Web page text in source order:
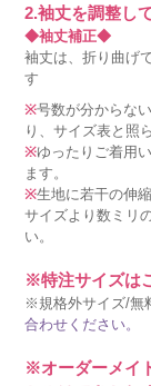
2.袖丈を調整し
◆袖丈補正◆
袖丈は、折り曲げ
す
※号数が分からな
り、サイズ表と照
※ゆったりご着用
ます。
※生地に若干の伸
サイズより数ミリ
い。
※特注サイズは
※規格外サイズ/無
合わせください。
※オーダーメイ